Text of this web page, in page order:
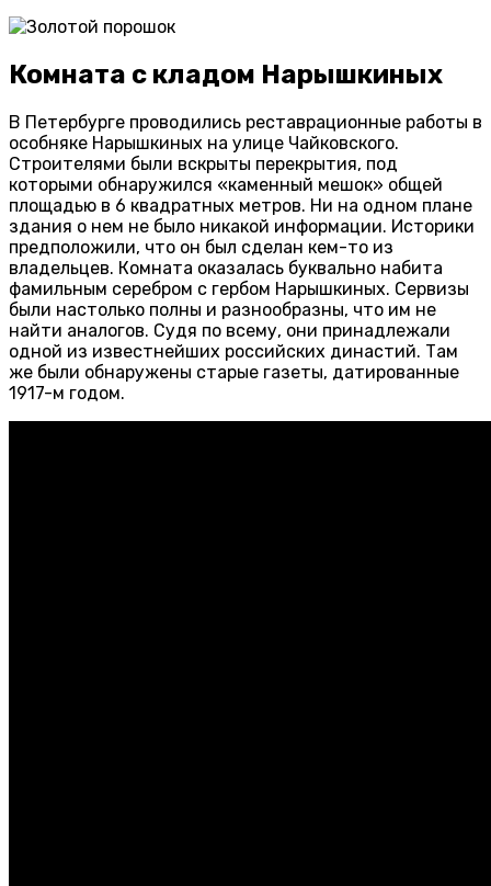
Комната с кладом Нарышкиных
В Петербурге проводились реставрационные работы в
особняке Нарышкиных на улице Чайковского.
Строителями были вскрыты перекрытия, под
которыми обнаружился «каменный мешок» общей
площадью в 6 квадратных метров. Ни на одном плане
здания о нем не было никакой информации. Историки
предположили, что он был сделан кем-то из
владельцев. Комната оказалась буквально набита
фамильным серебром с гербом Нарышкиных. Сервизы
были настолько полны и разнообразны, что им не
найти аналогов. Судя по всему, они принадлежали
одной из известнейших российских династий. Там
же были обнаружены старые газеты, датированные
1917-м годом.